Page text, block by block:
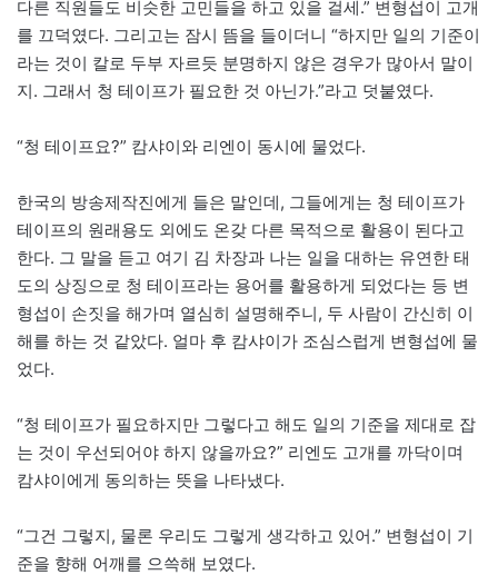
다른 직원들도 비슷한 고민들을 하고 있을 걸세.” 변형섭이 고개
를 끄덕였다. 그리고는 잠시 뜸을 들이더니 “하지만 일의 기준이
라는 것이 칼로 두부 자르듯 분명하지 않은 경우가 많아서 말이
지. 그래서 청 테이프가 필요한 것 아닌가.”라고 덧붙였다.
“청 테이프요?” 캄샤이와 리엔이 동시에 물었다.
한국의 방송제작진에게 들은 말인데, 그들에게는 청 테이프가
테이프의 원래용도 외에도 온갖 다른 목적으로 활용이 된다고
한다. 그 말을 듣고 여기 김 차장과 나는 일을 대하는 유연한 태
도의 상징으로 청 테이프라는 용어를 활용하게 되었다는 등 변
형섭이 손짓을 해가며 열심히 설명해주니, 두 사람이 간신히 이
해를 하는 것 같았다. 얼마 후 캄샤이가 조심스럽게 변형섭에 물
었다.
“청 테이프가 필요하지만 그렇다고 해도 일의 기준을 제대로 잡
는 것이 우선되어야 하지 않을까요?” 리엔도 고개를 까닥이며
캄샤이에게 동의하는 뜻을 나타냈다.
“그건 그렇지, 물론 우리도 그렇게 생각하고 있어.” 변형섭이 기
준을 향해 어깨를 으쓱해 보였다.